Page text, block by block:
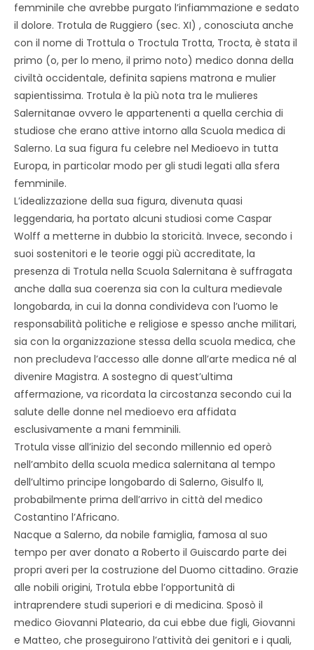
femminile che avrebbe purgato l’infiammazione e sedato
il dolore. Trotula de Ruggiero (sec. XI) , conosciuta anche
con il nome di Trottula o Troctula Trotta, Trocta, è stata il
primo (o, per lo meno, il primo noto) medico donna della
civiltà occidentale, definita sapiens matrona e mulier
sapientissima. Trotula è la più nota tra le mulieres
Salernitanae ovvero le appartenenti a quella cerchia di
studiose che erano attive intorno alla Scuola medica di
Salerno. La sua figura fu celebre nel Medioevo in tutta
Europa, in particolar modo per gli studi legati alla sfera
femminile.
L’idealizzazione della sua figura, divenuta quasi
leggendaria, ha portato alcuni studiosi come Caspar
Wolff a metterne in dubbio la storicità. Invece, secondo i
suoi sostenitori e le teorie oggi più accreditate, la
presenza di Trotula nella Scuola Salernitana è suffragata
anche dalla sua coerenza sia con la cultura medievale
longobarda, in cui la donna condivideva con l’uomo le
responsabilità politiche e religiose e spesso anche militari,
sia con la organizzazione stessa della scuola medica, che
non precludeva l’accesso alle donne all’arte medica né al
divenire Magistra. A sostegno di quest’ultima
affermazione, va ricordata la circostanza secondo cui la
salute delle donne nel medioevo era affidata
esclusivamente a mani femminili.
Trotula visse all’inizio del secondo millennio ed operò
nell’ambito della scuola medica salernitana al tempo
dell’ultimo principe longobardo di Salerno, Gisulfo II,
probabilmente prima dell’arrivo in città del medico
Costantino l’Africano.
Nacque a Salerno, da nobile famiglia, famosa al suo
tempo per aver donato a Roberto il Guiscardo parte dei
propri averi per la costruzione del Duomo cittadino. Grazie
alle nobili origini, Trotula ebbe l’opportunità di
intraprendere studi superiori e di medicina. Sposò il
medico Giovanni Plateario, da cui ebbe due figli, Giovanni
e Matteo, che proseguirono l’attività dei genitori e i quali,